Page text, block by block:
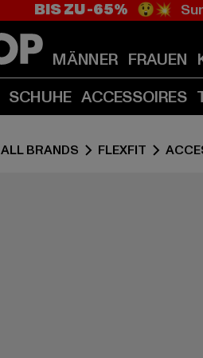
BIS ZU -65% 😲💥
MÄNNER FRAUEN
SCHUHE ACCESSOIRES
ALL BRANDS FLEXFIT